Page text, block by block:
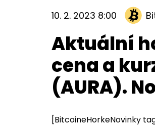
10. 2. 2023 8:00
Aktuální
cena a
(AURA).
[BitcoineHorkeNovinky